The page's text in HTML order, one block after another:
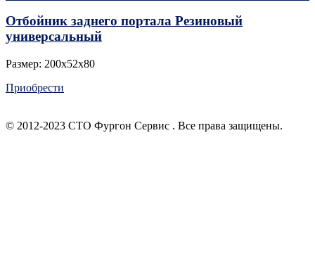
Отбойник заднего портала Резиновый
универсальный
Размер: 200х52х80
Приобрести
© 2012-2023 СТО Фургон Сервис . Все права защищены.